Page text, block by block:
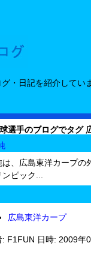
・日記を紹介してい
選手のブログでタグ
は、広島東洋カープの
ピック...
広島東洋カープ
: F1FUN 日時: 2009年